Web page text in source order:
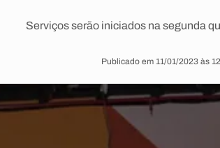
Serviços serão iniciados na segunda
Publicado em 11/01/2023 às